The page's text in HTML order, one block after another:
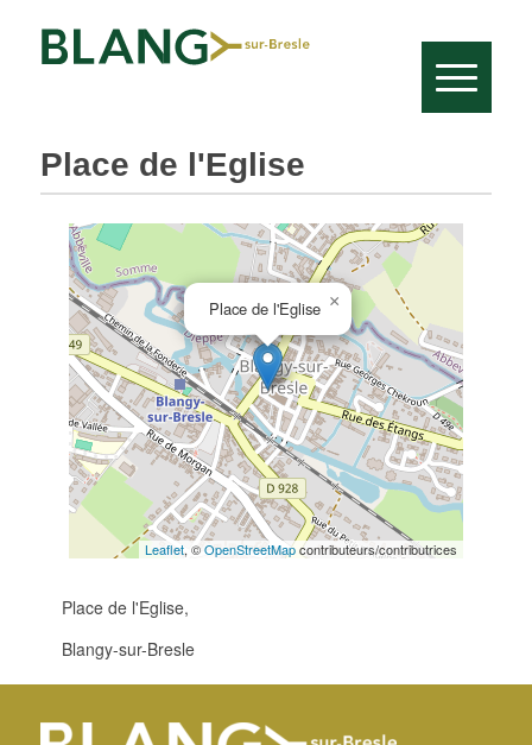
Place de l'Eglise
Place de l'Eglise ×
Leaflet, ©OpenStreetMapcontributeurs/contributrices
Place de l'Eglise,
Blangy-sur-Bresle